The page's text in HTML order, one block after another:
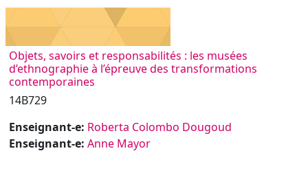
Objets, savoirs et responsabilités : les musées
d’ethnographie à l’épreuve des transformations
contemporaines
14B729
Enseignant-e: Roberta Colombo Dougoud
Enseignant-e: Anne Mayor